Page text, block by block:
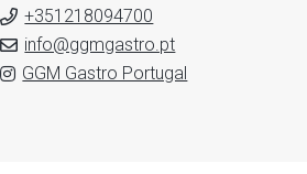
+351218094700
info@ggmgastro.pt
GGM Gastro Portugal